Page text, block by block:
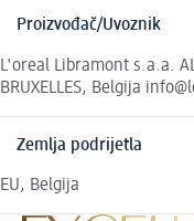
Proizvođač/Uvoznik
L'oreal Libramont s.a.a.
BRUXELLES, Belgija
Zemlja podrijetla
EU, Belgija